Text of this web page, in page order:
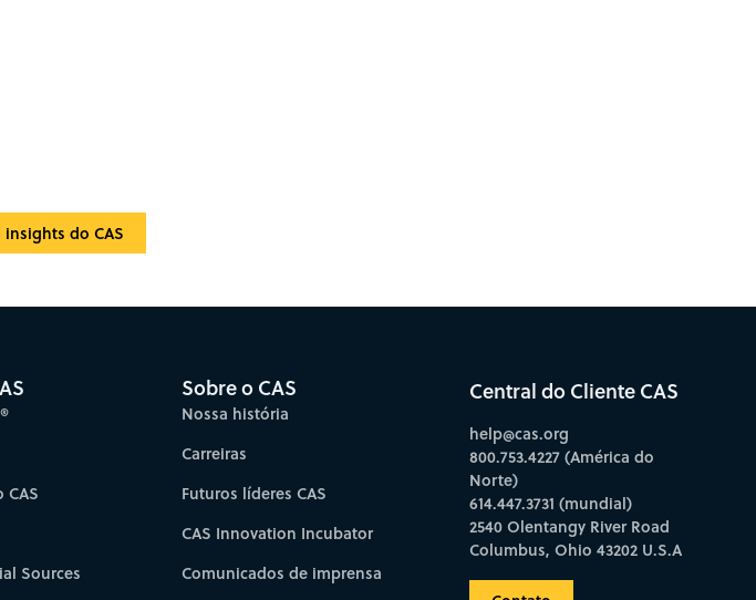
do CAS
CAS
Sources
Sobre o CAS
Nossa história
Carreiras
Futuros líderes CAS
CAS Innovation Incubator
Comunicados de imprensa
Central do Cliente CAS
help@cas.org
800.753.4227 (América do
Norte)
614.447.3731 (mundial)
2540 Olentangy River Road
Columbus, Ohio 43202 U.S.A